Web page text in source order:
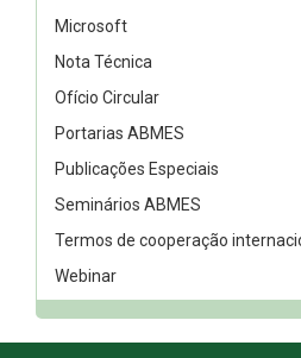
Microsoft
Nota Técnica
Ofício Circular
Portarias ABMES
Publicações Especiais
Seminários ABMES
Termos de cooperação
Webinar